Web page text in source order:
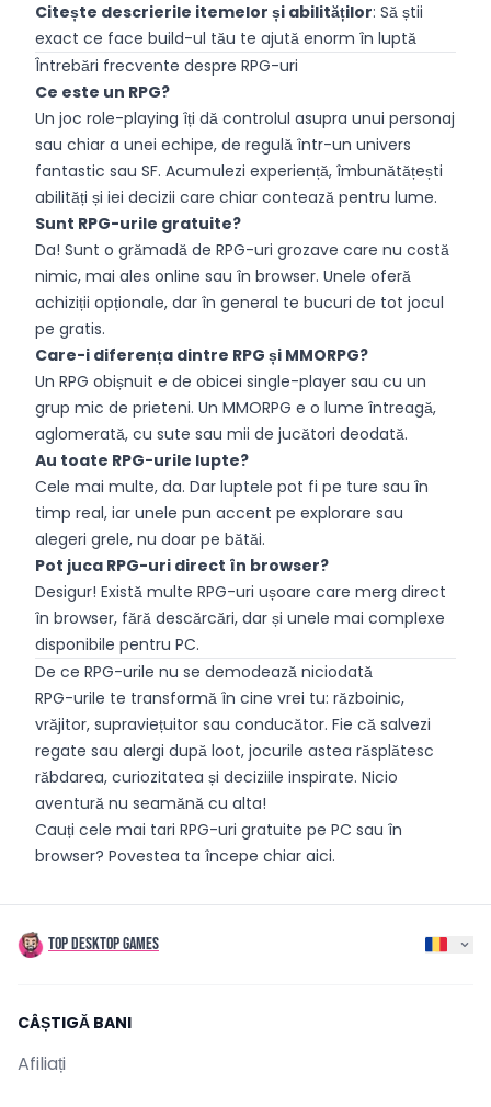
Citește descrierile itemelor și abilităților: Să știi
exact ce face build-ul tău te ajută enorm în luptă
Întrebări frecvente despre RPG-uri
Ce este un RPG?
Un joc role-playing îți dă controlul asupra unui personaj
sau chiar a unei echipe, de regulă într-un univers
fantastic sau SF. Acumulezi experiență, îmbunătățești
abilități și iei decizii care chiar contează pentru lume.
Sunt RPG-urile gratuite?
Da! Sunt o grămadă de RPG-uri grozave care nu costă
nimic, mai ales online sau în browser. Unele oferă
achiziții opționale, dar în general te bucuri de tot jocul
pe gratis.
Care-i diferența dintre RPG și MMORPG?
Un RPG obișnuit e de obicei single-player sau cu un
grup mic de prieteni. Un MMORPG e o lume întreagă,
aglomerată, cu sute sau mii de jucători deodată.
Au toate RPG-urile lupte?
Cele mai multe, da. Dar luptele pot fi pe ture sau în
timp real, iar unele pun accent pe explorare sau
alegeri grele, nu doar pe bătăi.
Pot juca RPG-uri direct în browser?
Desigur! Există multe RPG-uri ușoare care merg direct
în browser, fără descărcări, dar și unele mai complexe
disponibile pentru PC.
De ce RPG-urile nu se demodează niciodată
RPG-urile te transformă în cine vrei tu: războinic,
vrăjitor, supraviețuitor sau conducător. Fie că salvezi
regate sau alergi după loot, jocurile astea răsplătesc
răbdarea, curiozitatea și deciziile inspirate. Nicio
aventură nu seamănă cu alta!
Cauți cele mai tari RPG-uri gratuite pe PC sau în
browser? Povestea ta începe chiar aici.
TOP DESKTOP GAMES
CÂȘTIGĂ BANI
Afiliați